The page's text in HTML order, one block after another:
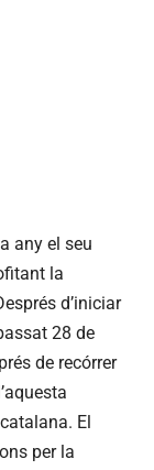
any el seu
la
d’iniciar
28 de
de recórrer
El
per la